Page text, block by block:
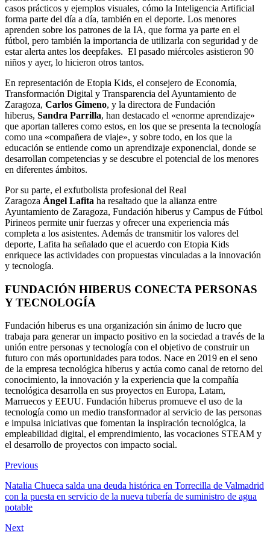
casos prácticos y ejemplos visuales, cómo la Inteligencia Artificial
forma parte del día a día, también en el deporte. Los menores
aprenden sobre los patrones de la IA, que forma ya parte en el
fútbol, pero también la importancia de utilizarla con seguridad y de
estar alerta antes los deepfakes. El pasado miércoles asistieron 90
niños y ayer, lo hicieron otros tantos.
En representación de Etopia Kids, el consejero de Economía,
Transformación Digital y Transparencia del Ayuntamiento de
Zaragoza, Carlos Gimeno, y la directora de Fundación
hiberus, Sandra Parrilla, han destacado el «enorme aprendizaje»
que aportan talleres como estos, en los que se presenta la tecnología
como una «compañera de viaje», y sobre todo, en los que la
educación se entiende como un aprendizaje exponencial, donde se
desarrollan competencias y se descubre el potencial de los menores
en diferentes ámbitos.
Por su parte, el exfutbolista profesional del Real
Zaragoza Ángel Lafita ha resaltado que la alianza entre
Ayuntamiento de Zaragoza, Fundación hiberus y Campus de Fútbol
Pirineos permite unir fuerzas y ofrecer una experiencia más
completa a los asistentes. Además de transmitir los valores del
deporte, Lafita ha señalado que el acuerdo con Etopia Kids
enriquece las actividades con propuestas vinculadas a la innovación
y tecnología.
FUNDACIÓN HIBERUS CONECTA PERSONAS
Y TECNOLOGÍA
Fundación hiberus es una organización sin ánimo de lucro que
trabaja para generar un impacto positivo en la sociedad a través de la
unión entre personas y tecnología con el objetivo de construir un
futuro con más oportunidades para todos. Nace en 2019 en el seno
de la empresa tecnológica hiberus y actúa como canal de retorno del
conocimiento, la innovación y la experiencia que la compañía
tecnológica desarrolla en sus proyectos en Europa, Latam,
Marruecos y EEUU. Fundación hiberus promueve el uso de la
tecnología como un medio transformador al servicio de las personas
e impulsa iniciativas que fomentan la inspiración tecnológica, la
empleabilidad digital, el emprendimiento, las vocaciones STEAM y
el desarrollo de proyectos con impacto social.
Previous
Natalia Chueca salda una deuda histórica en Torrecilla de Valmadrid
con la puesta en servicio de la nueva tubería de suministro de agua
potable
Next